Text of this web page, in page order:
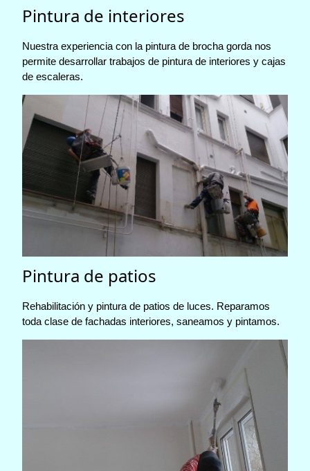
Pintura de interiores
Nuestra experiencia con la pintura de brocha gorda nos
permite desarrollar trabajos de pintura de interiores y cajas
de escaleras.
Pintura de patios
Rehabilitación y pintura de patios de luces. Reparamos
toda clase de fachadas interiores, saneamos y pintamos.